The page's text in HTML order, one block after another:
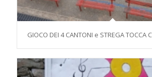
GIOCO DEI 4 CANTONI e STREGA TOCCA